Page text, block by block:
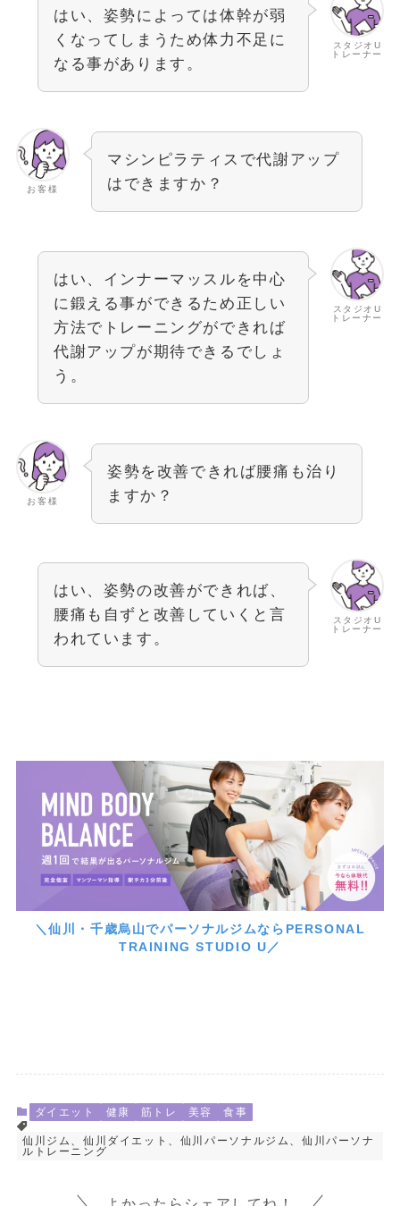
スタジオU
トレーナー
はい、姿勢によっては体幹が弱
くなってしまうため体力不足に
なる事があります。
お客様
マシンピラティスで代謝アップ
はできますか？
スタジオU
トレーナー
はい、インナーマッスルを中心
に鍛える事ができるため正しい
方法でトレーニングができれば
代謝アップが期待できるでしょ
う。
お客様
姿勢を改善できれば腰痛も治り
ますか？
スタジオU
トレーナー
はい、姿勢の改善ができれば、
腰痛も自ずと改善していくと言
われています。
＼仙川・千歳烏山でパーソナルジムならPERSONAL
TRAINING STUDIO U／
ダイエット 健康 筋トレ 美容 食事
仙川ジム、仙川ダイエット、仙川パーソナルジム、仙川パーソナ
ルトレーニング